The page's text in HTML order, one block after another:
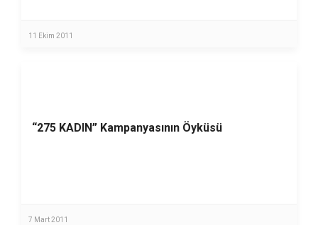
11 Ekim 2011
“275 KADIN” Kampanyasının Öyküsü
7 Mart 2011